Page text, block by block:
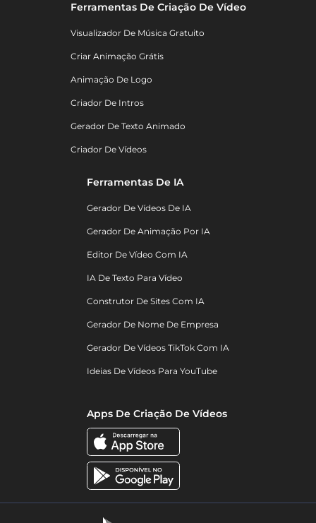
Ferramentas De Criação De Vídeo
Visualizador De Música Gratuito
Criar Animação Grátis
Animação De Logo
Criador De Intros
Gerador De Texto Animado
Criador De Vídeos
Ferramentas De IA
Gerador De Vídeos De IA
Gerador De Animação Por IA
Editor De Vídeo Com IA
IA De Texto Para Vídeo
Construtor De Sites Com IA
Gerador De Nome De Empresa
Gerador De Vídeos TikTok Com IA
Ideias De Vídeos Para YouTube
Apps De Criação De Vídeos